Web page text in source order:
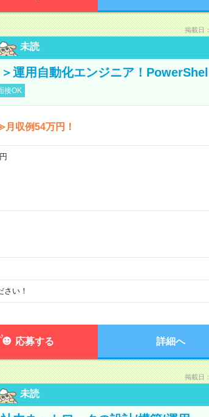
掲載日
未読
運用自動化エンジニア！
接OK
収例54万円！
い！
応募する 詳細へ
掲載日
未読